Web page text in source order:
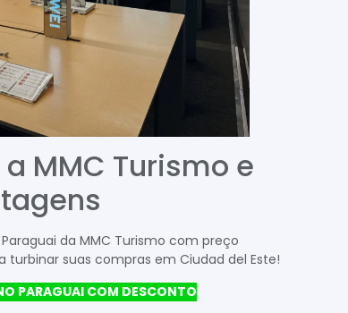
MMC Turismo e
da MMC Turismo com preço
turbinar suas compras em Ciudad del Este!
PARAGUAI COM DESCONTO